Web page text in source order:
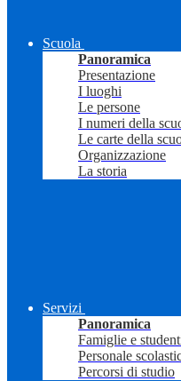
Scuola
Panoramica
Presentazione
I luoghi
Le persone
I numeri della
Le carte della
Organizzazione
La storia
Servizi
Panoramica
Famiglie e
Personale
Percorsi di studio